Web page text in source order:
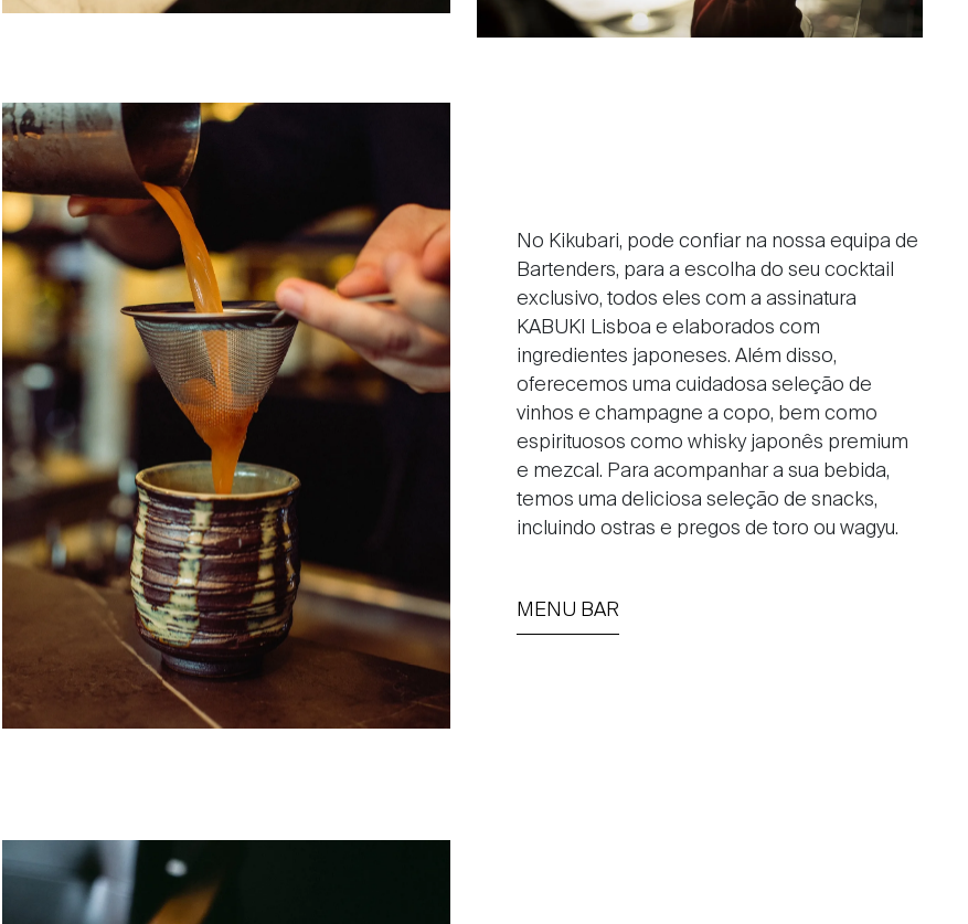
No Kikubari, pode confiar na nossa equipa de
Bartenders, para a escolha do seu cocktail
exclusivo, todos eles com a assinatura
KABUKI Lisboa e elaborados com
ingredientes japoneses. Além disso,
oferecemos uma cuidadosa seleção de
vinhos e champagne a copo, bem como
espirituosos como whisky japonês premium
e mezcal. Para acompanhar a sua bebida,
temos uma deliciosa seleção de snacks,
incluindo ostras e pregos de toro ou wagyu.
MENU BAR